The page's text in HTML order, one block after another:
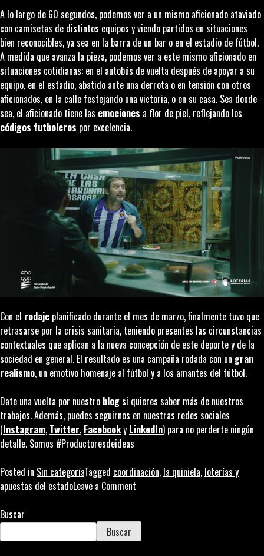
A lo largo de 60 segundos, podemos ver a un mismo aficionado ataviado
con camisetas de distintos equipos y viendo partidos en situaciones
bien reconocibles, ya sea en la barra de un bar o en el estadio de fútbol.
A medida que avanza la pieza, podemos ver a este mismo aficionado en
situaciones cotidianas: en el autobús de vuelta después de apoyar a su
equipo, en el estadio, abatido ante una derrota o en tensión con otros
aficionados, en la calle festejando una victoria, o en su casa. Sea donde
sea, el aficionado tiene las emociones a flor de piel, reflejando los
códigos futboleros por excelencia.
Con el rodaje planificado durante el mes de marzo, finalmente tuvo que
retrasarse por la crisis sanitaria, teniendo presentes las circunstancias
contextuales que aplican a la nueva concepción de este deporte y de la
sociedad en general. El resultado es una campaña rodada con un gran
realismo, un emotivo homenaje al fútbol y a los amantes del fútbol.
Date una vuelta por nuestro blogsi quieres saber más de nuestros
trabajos. Además, puedes seguirnos en nuestras redes sociales
(Instagram, Twitter, Facebooky LinkedIn) para no perderte ningún
detalle. Somos #Productoresdeideas
Posted in Sin categoríaTagged coordinación, la quiniela, loterías y
apuestas del estadoLeave a Comment
del
Buscar
Buscar